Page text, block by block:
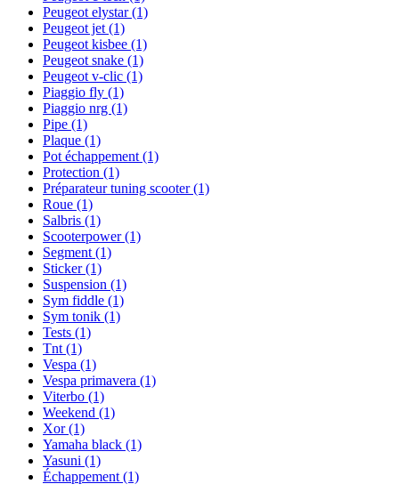
Peugeot elystar(1)
Peugeot jet (1)
Peugeot kisbee (1)
Peugeot snake (1)
Peugeot v-clic (1)
Piaggio fly (1)
Piaggio nrg (1)
Pipe (1)
Plaque (1)
Pot échappement (1)
Protection (1)
Préparateur tuning scooter(1)
Roue (1)
Salbris (1)
Scooterpower(1)
Segment (1)
Sticker(1)
Suspension (1)
Sym fiddle (1)
Sym tonik (1)
Tests (1)
Tnt (1)
Vespa (1)
Vespa primavera (1)
Viterbo (1)
Weekend (1)
Xor(1)
Yamaha black (1)
Yasuni (1)
Échappement (1)